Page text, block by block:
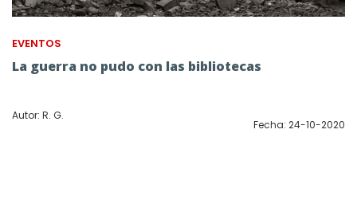
EVENTOS
La guerra no pudo con las bibliotecas
Autor: R. G.
Fecha: 24-10-2020